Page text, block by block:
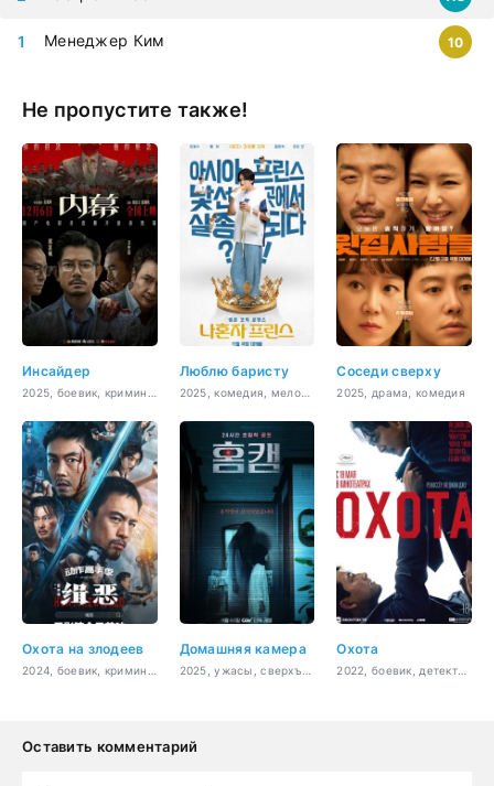
Менеджер Ким 10
Не пропустите также!
Инсайдер Люблю баристу
2025, комедия, мелодрама
Соседи сверху
2025, драма, комедия
Охота на злодеев Домашняя камера Охота
2022, боевик, детектив, триллер, криминал, драма, политика
Оставить комментарий